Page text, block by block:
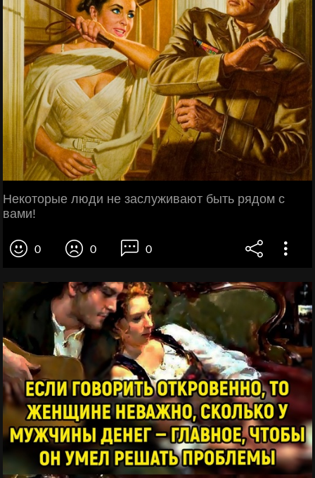
Некоторые люди не заслуживают быть рядом с
вами!
0 0 0